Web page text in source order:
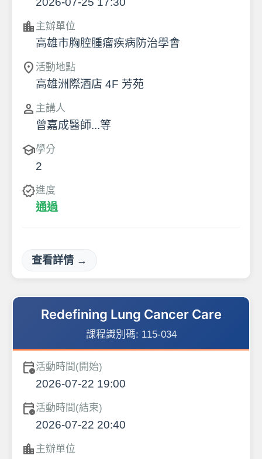
location_city 主辦單位
高雄市胸腔腫瘤疾病防治學會
location_on 活動地點
高雄洲際酒店 4F 芳苑
person 主講人
曾嘉成醫師...等
school學分
2
verified進度
通過
查看詳情 →
Redefining Lung Cancer Care
課程識別碼: 115-034
calendar_clock活動時間(開始)
2026-07-22 19:00
calendar_clock活動時間(結束)
2026-07-22 20:40
location_city 主辦單位